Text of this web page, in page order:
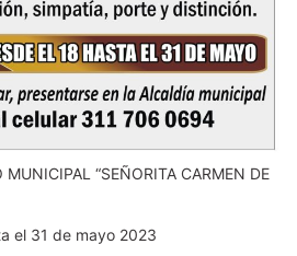
“SEÑORITA CARMEN DE
el 31 de mayo 2023